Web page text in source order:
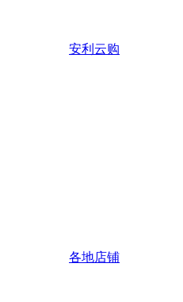
安利云购
各地店铺